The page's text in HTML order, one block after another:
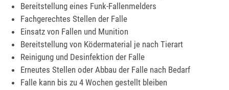
Bereitstellung eines Funk-Fallenmelders
Fachgerechtes Stellen der Falle
Einsatz von Fallen und Munition
Bereitstellung von Ködermaterial je nach Tierart
Reinigung und Desinfektion der Falle
Erneutes Stellen oder Abbau der Falle nach Bedarf
Falle kann bis zu 4 Wochen gestellt bleiben